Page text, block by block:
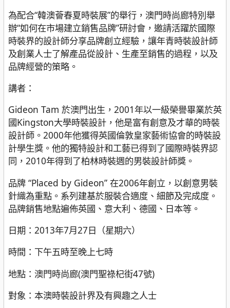
為配合“韓澳薈春夏時裝展”的舉行，澳門時尚廊特別舉
辦“如何在市場建立銷售品牌”研討會，邀請活躍於國際
時裝界的設計師分享品牌創立經驗，讓年青時裝設計師
及創業人士了解產品從設計、生產至銷售的過程，以及
品牌經營的策略。
講者：
Gideon Tam 於澳門出生，2001年以一級榮譽畢業於英
國Kingston大學時裝設計，他是富有創意及才華的時裝
設計師。2000年他獲得英國倫敦皇家藝術協會的時裝設
計學生獎。他的獨特設計和工藝已得到了國際時裝界認
同，2010年得到了柏林時裝週的男裝設計師獎。
品牌 “Placed by Gideon” 在2006年創立，以創意男裝
針織為重點。系列建基於服裝合適度、細節及完成度。
品牌銷售地點遍佈英國、意大利、德國、日本等。
日期：2013年7月27日（星期六）
時間：下午五時至晚上七時
地點：澳門時尚廊(澳門聖祿杞街47號)
對象：本澳時裝設計界及有興趣之人士